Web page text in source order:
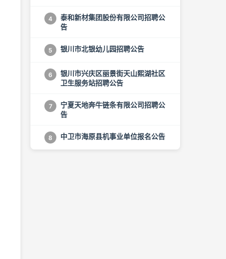
4
泰和新材集团股份有限公司招聘公
告
5 银川市北银幼儿园招聘公告
6
银川市兴庆区丽景街天山熙湖社区
卫生服务站招聘公告
7
宁夏天地奔牛链条有限公司招聘公
告
8 中卫市海原县机事业单位报名公告